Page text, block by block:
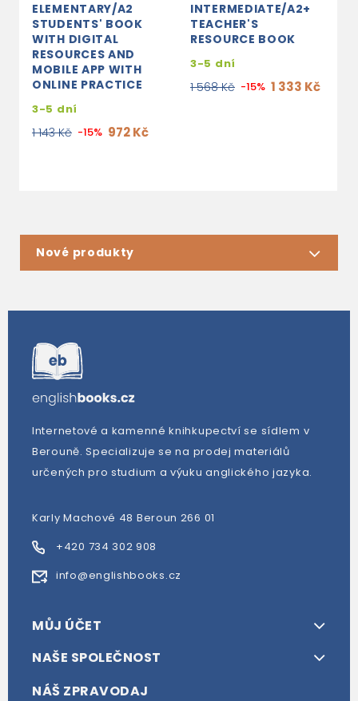
ELEMENTARY/A2
STUDENTS' BOOK
WITH DIGITAL
RESOURCES AND
MOBILE APP WITH
ONLINE PRACTICE
3-5 dní
1 143 Kč -15% 972 Kč
INTERMEDIATE/A2+
TEACHER'S
RESOURCE BOOK
3-5 dní
1 568 Kč -15% 1 333 Kč
Nové produkty
Internetové a kamenné knihkupectví se sídlem v
Berouně. Specializuje se na prodej materiálů
určených pro studium a výuku anglického jazyka.
Karly Machové 48 Beroun 266 01
+420 734 302 908
info@englishbooks.cz
MŮJ ÚČET
NAŠE SPOLEČNOST
NÁŠ ZPRAVODAJ